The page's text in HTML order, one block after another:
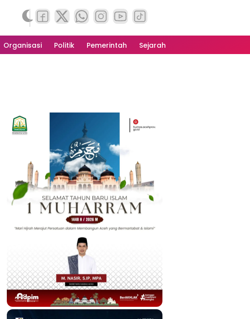
Organisasi Politik Pemerintah Sejarah